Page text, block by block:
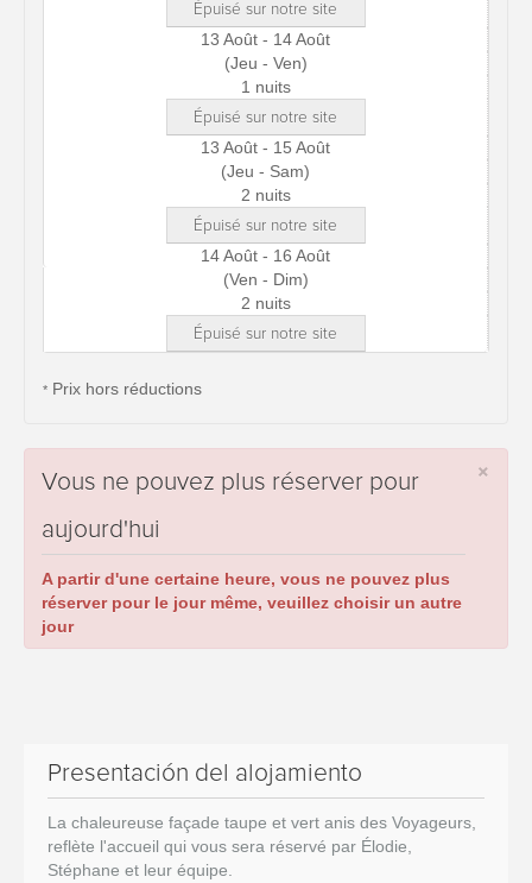
Épuisé sur notre site
13 Août - 14 Août
(Jeu - Ven)
1 nuits
Épuisé sur notre site
13 Août - 15 Août
(Jeu - Sam)
2 nuits
Épuisé sur notre site
14 Août - 16 Août
(Ven - Dim)
2 nuits
Épuisé sur notre site
* Prix hors réductions
×
Vous ne pouvez plus réserver pour
aujourd'hui
A partir d'une certaine heure, vous ne pouvez plus
réserver pour le jour même, veuillez choisir un autre
jour
Presentación del alojamiento
La chaleureuse façade taupe et vert anis des Voyageurs,
reflète l'accueil qui vous sera réservé par Élodie,
Stéphane et leur équipe.